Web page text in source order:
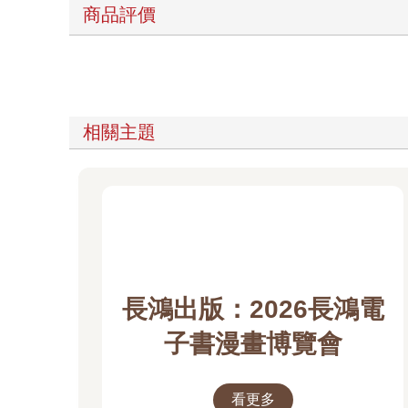
商品評價
相關主題
長鴻出版：2026長鴻電
子書漫畫博覽會
看更多